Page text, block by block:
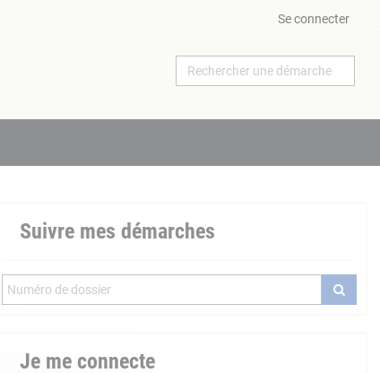
Se connecter
Suivre mes démarches
Je me connecte